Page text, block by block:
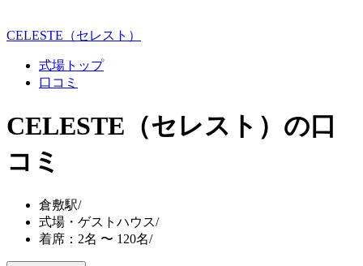
CELESTE（セレスト）
式場トップ
口コミ
CELESTE（セレスト） の口
コミ
倉敷駅/
式場・ゲストハウス/
着席：2名 〜 120名/